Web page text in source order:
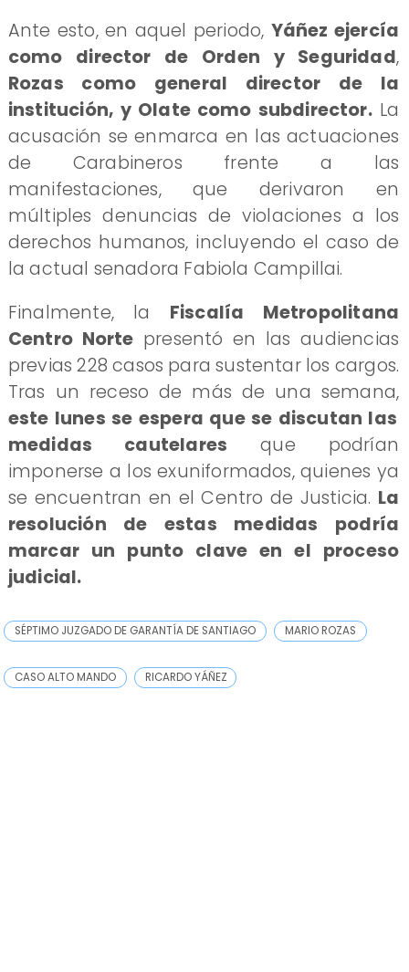
Ante esto, en aquel periodo, Yáñez ejercía
como director de Orden y Seguridad,
Rozas como general director de la
institución, y Olate como subdirector.La
acusación se enmarca en las actuaciones
de Carabineros frente a las
manifestaciones, que derivaron en
múltiples denuncias de violaciones a los
derechos humanos, incluyendo el caso de
la actual senadora Fabiola Campillai.
Finalmente, la Fiscalía Metropolitana
Centro Norte presentó en las audiencias
previas 228 casos para sustentar los cargos.
Tras un receso de más de una semana,
este lunes se espera que se discutan las
medidas cautelares que podrían
imponerse a los exuniformados, quienes ya
se encuentran en el Centro de Justicia. La
resolución de estas medidas podría
marcar un punto clave en el proceso
judicial.
SÉPTIMO JUZGADO DE GARANTÍA DE SANTIAGO MARIO ROZAS
CASO ALTO MANDO RICARDO YÁÑEZ